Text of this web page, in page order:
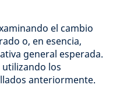
el cambio
o, en esencia,
general esperada.
los
anteriormente.